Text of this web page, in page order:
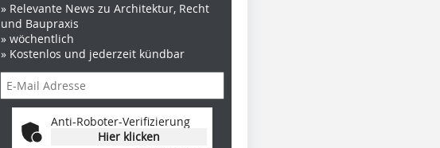
» Relevante News zu Architektur, Recht
und Baupraxis
» wöchentlich
» Kostenlos und jederzeit kündbar
Anti-Roboter-Verifizierung
Hier klicken